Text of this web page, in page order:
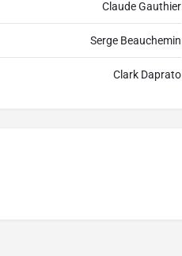
Claude Gauthier
Serge Beauchemin
Clark Daprato